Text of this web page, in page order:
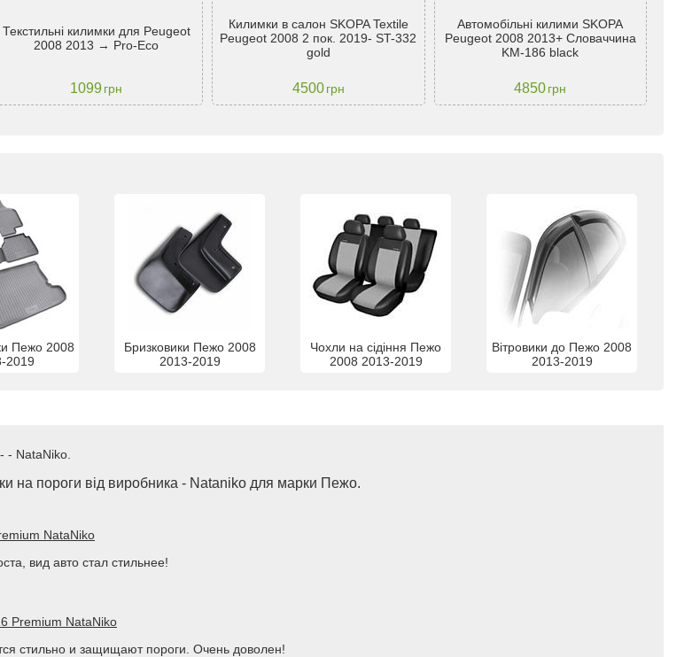
Текстильні килимки для Peugeot
2008 2013 → Pro-Eco
1099грн
Килимки в салон SKOPA Textile
Peugeot 2008 2 пок. 2019- ST-332
gold
4500грн
Автомобільні килими SKOPA
Peugeot 2008 2013+ Словаччина
KM-186 black
4850грн
Пежо 2008
2019
Бризковики Пежо 2008
2013-2019
Чохли на сідіння Пежо
2008 2013-2019
Вітровики до Пежо 2008
2013-2019
- NataNiko.
на пороги від виробника - Nataniko для марки Пежо.
NataNiko
вид авто стал стильнее!
Premium NataNiko
стильно и защищают пороги. Очень доволен!